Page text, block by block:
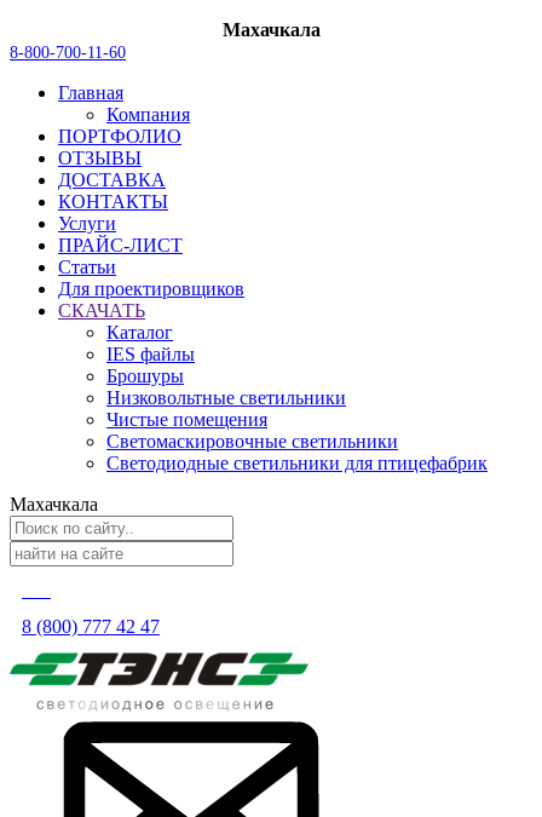
Махачкала
8-800-700-11-60
Главная
Компания
ПОРТФОЛИО
ОТЗЫВЫ
ДОСТАВКА
КОНТАКТЫ
Услуги
ПРАЙС-ЛИСТ
Статьи
Для проектировщиков
СКАЧАТЬ
Каталог
IES файлы
Брошуры
Низковольтные светильники
Чистые помещения
Светомаскировочные светильники
Светодиодные светильники для птицефабрик
Махачкала
8 (800) 777 42 47